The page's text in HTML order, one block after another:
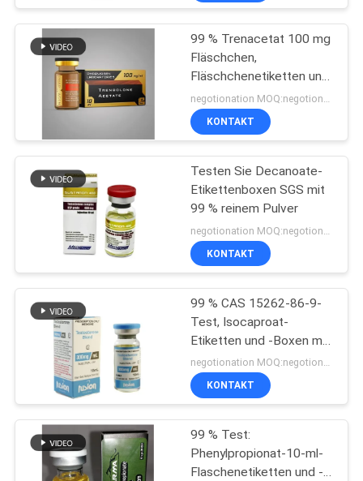
FABRIK-
AUSFLUG
QUALITÄTSKONTROLLE
TRETEN
SIE
VERBINDUNG
NACHRICHTEN
FÄLLE
SITEMAP
Etiketten der
Durchstechflaschen
256
Aufkleber der
Phiolen-10mL
139
kundenspezifische
Phiolenaufkleber
111
99 % Trenacetat 100 mg
Fläschchen,
Fläschchenetiketten und
-schachteln
KONTAKT
Testen Sie Decanoate-
Etikettenboxen SGS mit
99 % reinem Pulver
KONTAKT
99 % CAS 15262-86-9-
Test, Isocaproat-
Etiketten und -Boxen mit
Pulver
negotionation MOQ:negotionation
KONTAKT
99 % Test:
Phenylpropionat-10-ml-
Flaschenetiketten und -